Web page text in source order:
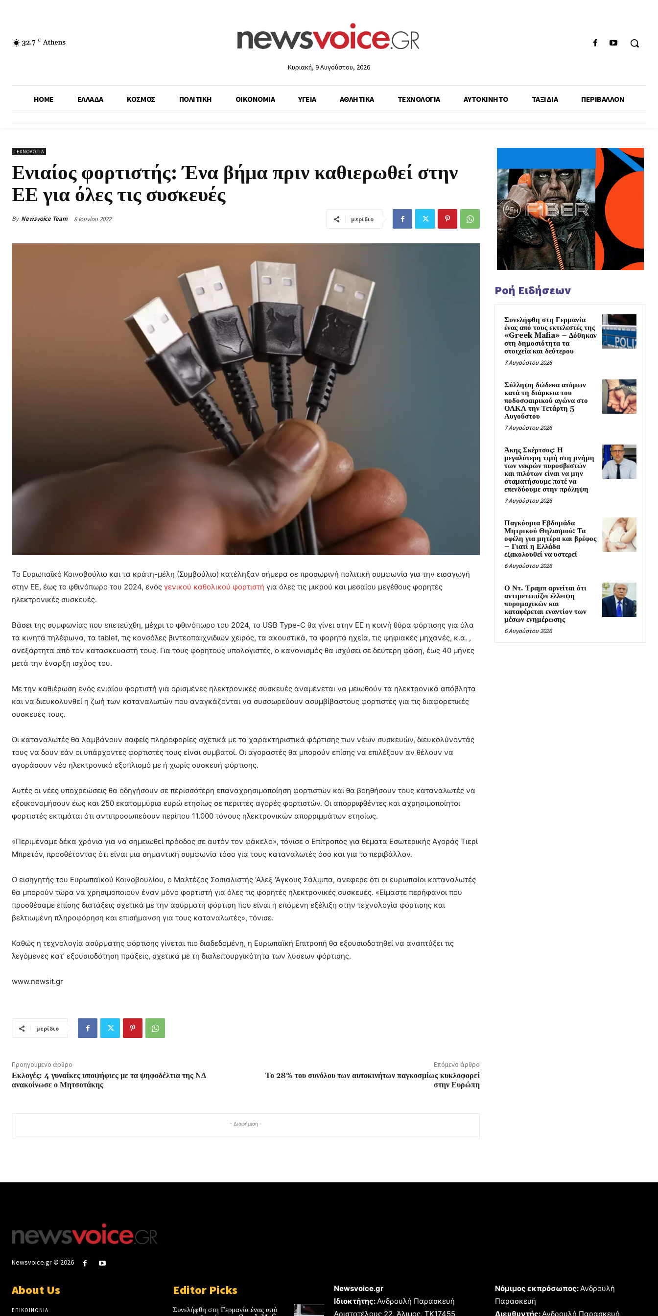
32.7 C Athens
Κυριακή, 9 Αυγούστου, 2026
HOME ΕΛΛΑΔΑ ΚΟΣΜΟΣ ΠΟΛΙΤΙΚΗ ΟΙΚΟΝΟΜΙΑ ΥΓΕΙΑ ΑΘΛΗΤΙΚΑ ΤΕΧΝΟΛΟΓΙΑ ΑΥΤΟΚΙΝΗΤΟ ΤΑΞΙΔΙΑ ΠΕΡΙΒΑΛΛΟΝ
ΤΕΧΝΟΛΟΓΙΑ
Ενιαίος φορτιστής: Ένα βήμα πριν καθιερωθεί στην
ΕΕ για όλες τις συσκευές
By Newsvoice Team 8 Ιουνίου 2022 μερίδιο
Το Ευρωπαϊκό Κοινοβούλιο και τα κράτη-μέλη (Συμβούλιο) κατέληξαν σήμερα σε προσωρινή πολιτική συμφωνία για την εισαγωγή
στην ΕΕ, έως το φθινόπωρο του 2024, ενός γενικού καθολικού φορτιστή για όλες τις μικρού και μεσαίου μεγέθους φορητές
ηλεκτρονικές συσκευές.
Βάσει της συμφωνίας που επετεύχθη, μέχρι το φθινόπωρο του 2024, το USB Type-C θα γίνει στην ΕΕ η κοινή θύρα φόρτισης για όλα
τα κινητά τηλέφωνα, τα tablet, τις κονσόλες βιντεοπαιχνιδιών χειρός, τα ακουστικά, τα φορητά ηχεία, τις ψηφιακές μηχανές, κ.α. ,
ανεξάρτητα από τον κατασκευαστή τους. Για τους φορητούς υπολογιστές, ο κανονισμός θα ισχύσει σε δεύτερη φάση, έως 40 μήνες
μετά την έναρξη ισχύος του.
Με την καθιέρωση ενός ενιαίου φορτιστή για ορισμένες ηλεκτρονικές συσκευές αναμένεται να μειωθούν τα ηλεκτρονικά απόβλητα
και να διευκολυνθεί η ζωή των καταναλωτών που αναγκάζονται να συσσωρεύουν ασυμβίβαστους φορτιστές για τις διαφορετικές
συσκευές τους.
Οι καταναλωτές θα λαμβάνουν σαφείς πληροφορίες σχετικά με τα χαρακτηριστικά φόρτισης των νέων συσκευών, διευκολύνοντάς
τους να δουν εάν οι υπάρχοντες φορτιστές τους είναι συμβατοί. Οι αγοραστές θα μπορούν επίσης να επιλέξουν αν θέλουν να
αγοράσουν νέο ηλεκτρονικό εξοπλισμό με ή χωρίς συσκευή φόρτισης.
Αυτές οι νέες υποχρεώσεις θα οδηγήσουν σε περισσότερη επαναχρησιμοποίηση φορτιστών και θα βοηθήσουν τους καταναλωτές να
εξοικονομήσουν έως και 250 εκατομμύρια ευρώ ετησίως σε περιττές αγορές φορτιστών. Οι απορριφθέντες και αχρησιμοποίητοι
φορτιστές εκτιμάται ότι αντιπροσωπεύουν περίπου 11.000 τόνους ηλεκτρονικών απορριμμάτων ετησίως.
«Περιμέναμε δέκα χρόνια για να σημειωθεί πρόοδος σε αυτόν τον φάκελο», τόνισε ο Επίτροπος για θέματα Εσωτερικής Αγοράς Τιερί
Μπρετόν, προσθέτοντας ότι είναι μια σημαντική συμφωνία τόσο για τους καταναλωτές όσο και για το περιβάλλον.
Ο εισηγητής του Ευρωπαϊκού Κοινοβουλίου, ο Μαλτέζος Σοσιαλιστής ‘Αλεξ ‘Αγκους Σάλιμπα, ανεφερε ότι οι ευρωπαίοι καταναλωτές
θα μπορούν τώρα να χρησιμοποιούν έναν μόνο φορτιστή για όλες τις φορητές ηλεκτρονικές συσκευές. «Είμαστε περήφανοι που
προσθέσαμε επίσης διατάξεις σχετικά με την ασύρματη φόρτιση που είναι η επόμενη εξέλιξη στην τεχνολογία φόρτισης και
βελτιωμένη πληροφόρηση και επισήμανση για τους καταναλωτές», τόνισε.
Καθώς η τεχνολογία ασύρματης φόρτισης γίνεται πιο διαδεδομένη, η Ευρωπαϊκή Επιτροπή θα εξουσιοδοτηθεί να αναπτύξει τις
λεγόμενες κατ’ εξουσιοδότηση πράξεις, σχετικά με τη διαλειτουργικότητα των λύσεων φόρτισης.
www.newsit.gr
μερίδιο
Προηγούμενο άρθρο
Εκλογές: 4 γυναίκες υποψήφιες με τα ψηφοδέλτια της ΝΔ
ανακοίνωσε ο Μητσοτάκης
Επόμενο άρθρο
Το 28% του συνόλου των αυτοκινήτων παγκοσμίως κυκλοφορεί
στην Ευρώπη
- Διαφήμιση -
Ροή Ειδήσεων
Συνελήφθη στη Γερμανία
ένας από τους εκτελεστές της
«Greek Mafia» – Δόθηκαν
στη δημοσιότητα τα
στοιχεία και δεύτερου
7 Αυγούστου 2026
Σύλληψη δώδεκα ατόμων
κατά τη διάρκεια του
ποδοσφαιρικού αγώνα στο
ΟΑΚΑ την Τετάρτη 5
Αυγούστου
7 Αυγούστου 2026
Άκης Σκέρτσος: Η
μεγαλύτερη τιμή στη μνήμη
των νεκρών πυροσβεστών
και πιλότων είναι να μην
σταματήσουμε ποτέ να
επενδύουμε στην πρόληψη
7 Αυγούστου 2026
Παγκόσμια Εβδομάδα
Μητρικού Θηλασμού: Τα
οφέλη για μητέρα και βρέφος
– Γιατί η Ελλάδα
εξακολουθεί να υστερεί
6 Αυγούστου 2026
Ο Ντ. Τραμπ αρνείται ότι
αντιμετωπίζει έλλειψη
πυρομαχικών και
καταφέρεται εναντίον των
μέσων ενημέρωσης
6 Αυγούστου 2026
Newsvoice.gr © 2026
About Us
ΕΠΙΚΟΙΝΩΝΙΑ
Editor Picks
Συνελήφθη στη Γερμανία ένας από
Newsvoice.gr
Ιδιοκτήτης: Ανδρουλή Παρασκευή
Αριστοτέλους 22, Άλιμος, TK17455
Νόμιμος εκπρόσωπος: Ανδρουλή
Παρασκευή
Διευθυντής: Ανδρουλή Παρασκευή